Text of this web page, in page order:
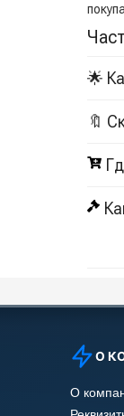
🌟
🔖
О
О